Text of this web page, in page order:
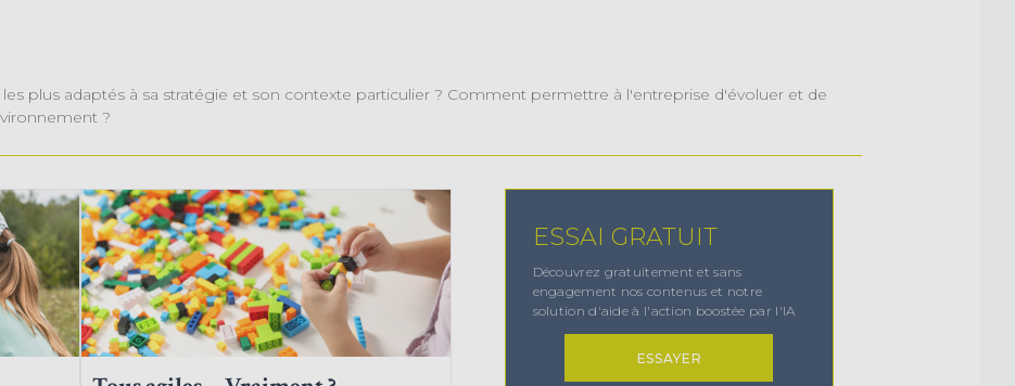
plus adaptés à sa stratégie et son contexte particulier ? Comment permettre à l'entreprise d'évoluer et de
?
ESSAI GRATUIT
Découvrez gratuitement et sans
engagement nos contenus et notre
solution d'aide à l'action boostée par l'IA
ESSAYER